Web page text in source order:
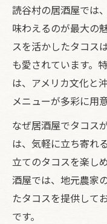
読谷村の居酒屋では
味わえるのが最大の
スを活かしたタコス
も愛されています。
は、アメリカ文化と
メニューが多彩に用
なぜ居酒屋でタコス
は、気軽に立ち寄れ
立てのタコスを楽し
酒屋では、地元農家
たタコスを提供して
です。